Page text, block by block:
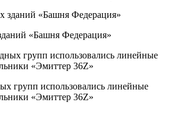
«Башня Федерация»
групп использовались линейные
«Эмиттер 36Z»